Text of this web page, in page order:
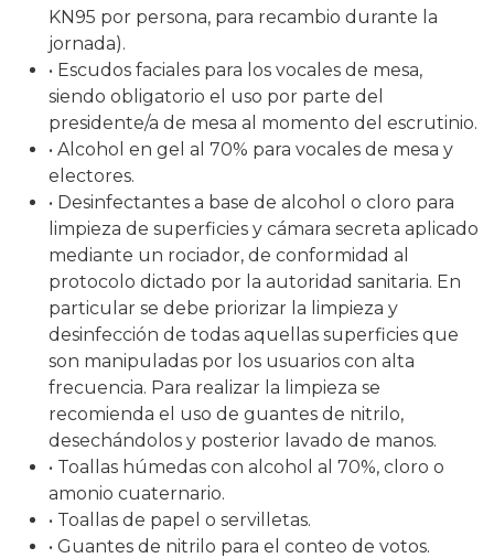
KN95 por persona, para recambio durante la
jornada).
• Escudos faciales para los vocales de mesa,
siendo obligatorio el uso por parte del
presidente/a de mesa al momento del escrutinio.
• Alcohol en gel al 70% para vocales de mesa y
electores.
• Desinfectantes a base de alcohol o cloro para
limpieza de superficies y cámara secreta aplicado
mediante un rociador, de conformidad al
protocolo dictado por la autoridad sanitaria. En
particular se debe priorizar la limpieza y
desinfección de todas aquellas superficies que
son manipuladas por los usuarios con alta
frecuencia. Para realizar la limpieza se
recomienda el uso de guantes de nitrilo,
desechándolos y posterior lavado de manos.
• Toallas húmedas con alcohol al 70%, cloro o
amonio cuaternario.
• Toallas de papel o servilletas.
• Guantes de nitrilo para el conteo de votos.